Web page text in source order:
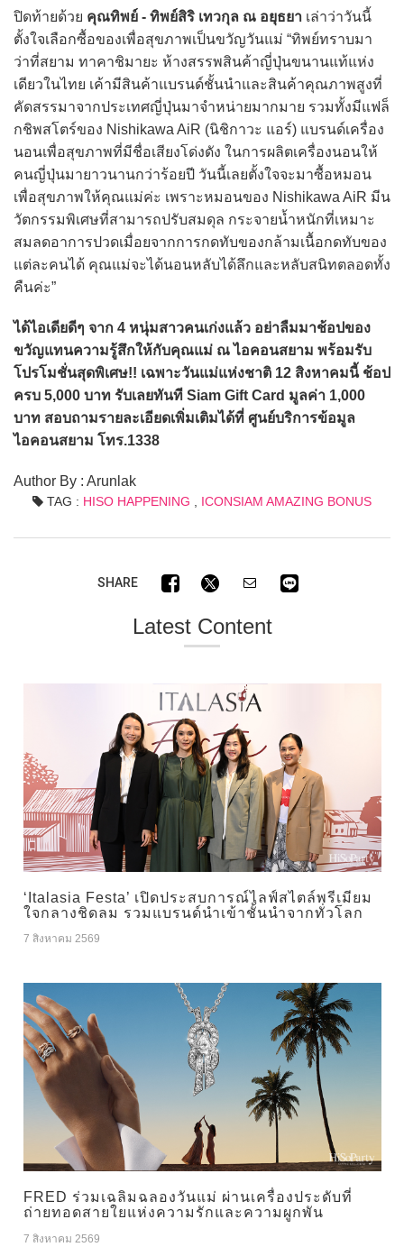
ปิดท้ายด้วย คุณทิพย์ - ทิพย์สิริ เทวกุล ณ อยุธยา เล่าว่าวันนี้
ตั้งใจเลือกซื้อของเพื่อสุขภาพเป็นขวัญวันแม่ “ทิพย์ทราบมา
ว่าที่สยาม ทาคาชิมายะ ห้างสรรพสินค้าญี่ปุ่นขนานแท้แห่ง
เดียวในไทย เค้ามีสินค้าแบรนด์ชั้นนำและสินค้าคุณภาพสูงที่
คัดสรรมาจากประเทศญี่ปุ่นมาจำหน่ายมากมาย รวมทั้งมีแฟล็
กชิพสโตร์ของ Nishikawa AiR (นิชิกาวะ แอร์) แบรนด์เครื่อง
นอนเพื่อสุขภาพที่มีชื่อเสียงโด่งดัง ในการผลิตเครื่องนอนให้
คนญี่ปุ่นมายาวนานกว่าร้อยปี วันนี้เลยตั้งใจจะมาซื้อหมอน
เพื่อสุขภาพให้คุณแม่ค่ะ เพราะหมอนของ Nishikawa AiR มีน
วัตกรรมพิเศษที่สามารถปรับสมดุล กระจายน้ำหนักที่เหมาะ
สมลดอาการปวดเมื่อยจากการกดทับของกล้ามเนื้อกดทับของ
แต่ละคนได้ คุณแม่จะได้นอนหลับได้ลึกและหลับสนิทตลอดทั้ง
คืนค่ะ”
ได้ไอเดียดีๆ จาก 4 หนุ่มสาวคนเก่งแล้ว อย่าลืมมาช้อปของ
ขวัญแทนความรู้สึกให้กับคุณแม่ ณ ไอคอนสยาม พร้อมรับ
โปรโมชั่นสุดพิเศษ!! เฉพาะวันแม่แห่งชาติ 12 สิงหาคมนี้ ช้อป
ครบ 5,000 บาท รับเลยทันที Siam Gift Card มูลค่า 1,000
บาท สอบถามรายละเอียดเพิ่มเติมได้ที่ ศูนย์บริการข้อมูล
ไอคอนสยาม โทร.1338
Author By : Arunlak
TAG : HISO HAPPENING ICONSIAM AMAZING BONUS
SHARE
Latest Content
‘Italasia Festa’ เปิดประสบการณ์ไลฟ์สไตล์พรีเมียม
ใจกลางชิดลม รวมแบรนด์นำเข้าชั้นนำจากทั่วโลก
7 สิงหาคม 2569
FRED ร่วมเฉลิมฉลองวันแม่ ผ่านเครื่องประดับที่
ถ่ายทอดสายใยแห่งความรักและความผูกพัน
7 สิงหาคม 2569